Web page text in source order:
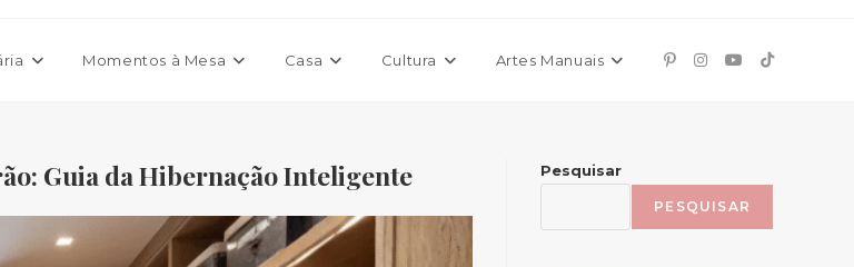
Momentos à Mesa Casa Cultura Artes Manuais
Guia da Hibernação Inteligente Pesquisar
PESQUISAR